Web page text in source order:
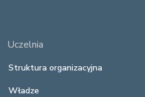
Uczelnia
Struktura organizacyjna
Władze